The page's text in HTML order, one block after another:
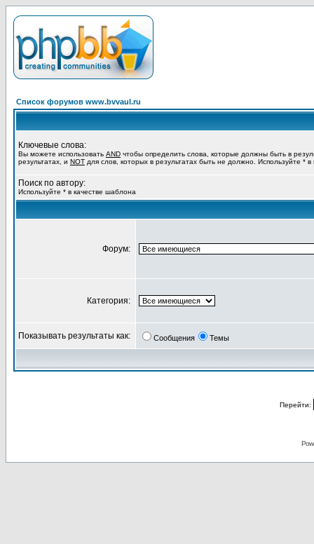
Список форумов www.bvvaul.ru
Ключевые слова:
Вы можете использовать AND чтобы определить слова, которые должны быть в
результатах, и NOT для слов, которых в результатах быть не должно. Используйте *
Поиск по автору:
Используйте * в качестве шаблона
Форум:
Категория:
Показывать результаты как: Сообщения Темы
Перейти: